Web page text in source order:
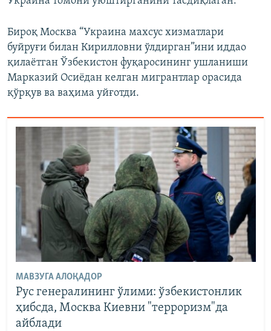
Бироқ Москва “Украина махсус хизматлари
буйруғи билан Кирилловни ўлдирган”ини иддао
қилаётган Ўзбекистон фуқаросининг ушланиши
Марказий Осиёдан келган мигрантлар орасида
қўрқув ва ваҳима уйғотди.
МАВЗУГА АЛОҚАДОР
Рус генералининг ўлими: ўзбекистонлик
ҳибсда, Москва Киевни "терроризм"да
айблади